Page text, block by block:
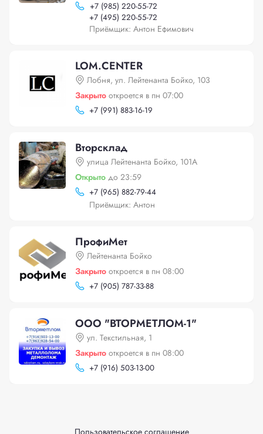
+7 (985) 220-55-72
+7 (495) 220-55-72
Приёмщик: Антон Ефимович
LOM.СENTER
Лобня, ул. Лейтенанта Бойко, 103
Закрыто откроется в пн 07:00
+7 (991) 883-16-19
Вторсклад
улица Лейтенанта Бойко, 101А
Открыто до 23:59
+7 (965) 882-79-44
Приёмщик: Антон
ПрофиМет
Лейтенанта Бойко
Закрыто откроется в пн 08:00
+7 (905) 787-33-88
ООО "ВТОРМЕТЛОМ-1"
ул. Текстильная, 1
Закрыто откроется в пн 08:00
+7 (916) 503-13-00
Пользовательское соглашение